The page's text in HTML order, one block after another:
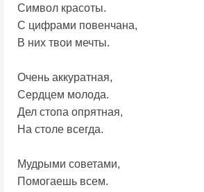
Символ красоты.
С цифрами повенчана,
В них твои мечты.
Очень аккуратная,
Сердцем молода.
Дел стопа опрятная,
На столе всегда.
Мудрыми советами,
Помогаешь всем.